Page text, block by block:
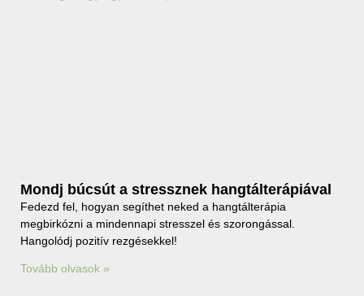
Mondj búcsút a stressznek hangtálterápiával
Fedezd fel, hogyan segíthet neked a hangtálterápia
megbirkózni a mindennapi stresszel és szorongással.
Hangolódj pozitív rezgésekkel!
Tovább olvasok »